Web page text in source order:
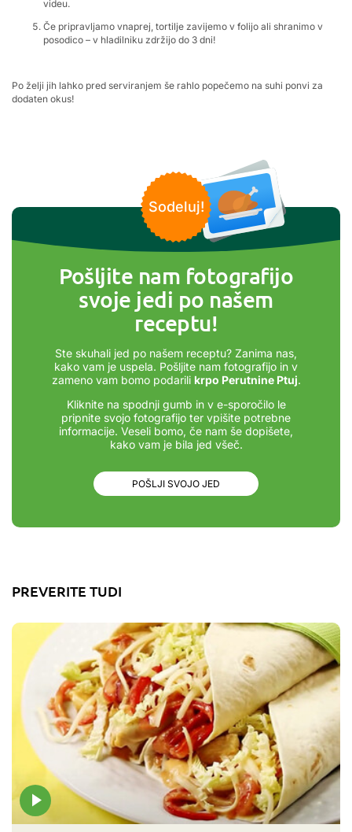
videu.
Če pripravljamo vnaprej, tortilje zavijemo v folijo ali shranimo v
posodico – v hladilniku zdržijo do 3 dni!
Po želji jih lahko pred serviranjem še rahlo popečemo na suhi ponvi za
dodaten okus!
Sodeluj!
Pošljite nam fotografijo
svoje jedi po našem
receptu!
Ste skuhali jed po našem receptu? Zanima nas,
kako vam je uspela. Pošljite nam fotografijo in v
zameno vam bomo podarili krpo Perutnine Ptuj.
Kliknite na spodnji gumb in v e-sporočilo le
pripnite svojo fotografijo ter vpišite potrebne
informacije. Veseli bomo, če nam še dopišete,
kako vam je bila jed všeč.
POŠLJI SVOJO JED
PREVERITE TUDI